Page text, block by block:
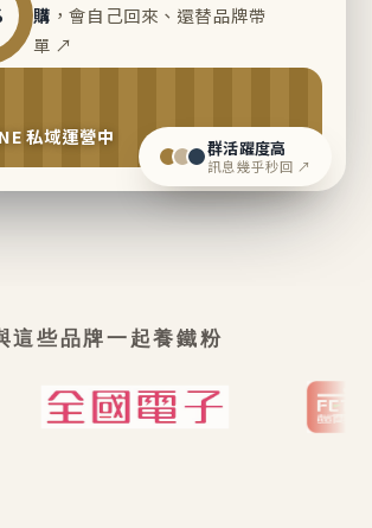
購 ，會自己回來、還替品牌帶
單 ↗
私域運營中 群活躍度高
訊息幾乎秒回 ↗
這些品牌一起養鐵粉